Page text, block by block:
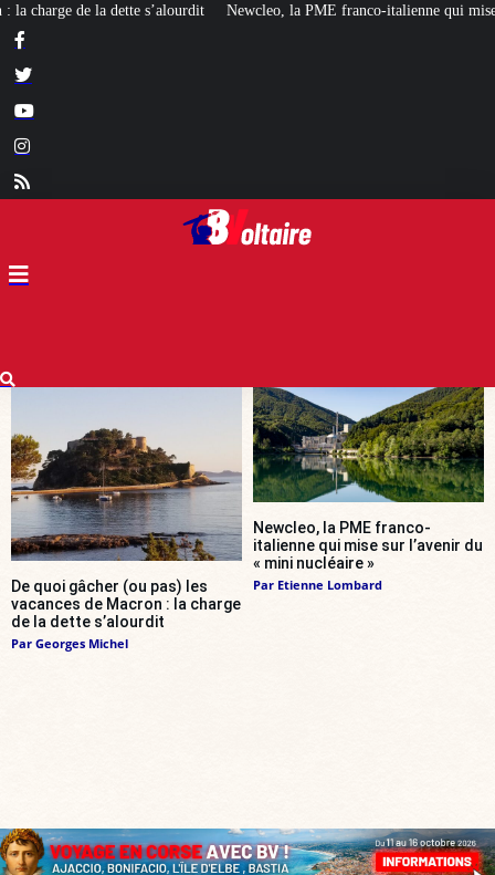
la PME franco-italienne qui mise sur l’avenir du « mini nucléaire »
De quoi gâcher (ou pas) les
vacances de Macron : la charge
de la dette s’alourdit
Par Georges Michel
Newcleo, la PME franco-
italienne qui mise sur l’avenir du
« mini nucléaire »
Par Etienne Lombard